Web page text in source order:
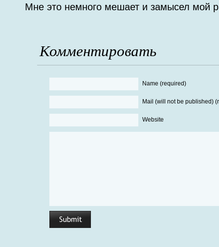
Мне это немного мешает и замысел мой
Комментировать
Name (required)
Mail (will not be published)
Website